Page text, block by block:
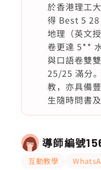
於香港理工
得 Best 5 28
地理（英文
卷更達 5**
與口語卷雙
25/25 滿分
教，亦具備
生隨時問書及
導師編號
互動教學